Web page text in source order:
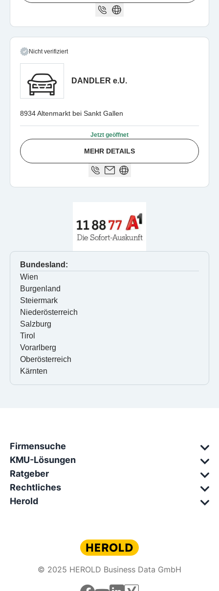
Nicht verifiziert
DANDLER e.U.
8934 Altenmarkt bei Sankt Gallen
Jetzt geöffnet
MEHR DETAILS
Bundesland:
Wien
Burgenland
Steiermark
Niederösterreich
Salzburg
Tirol
Vorarlberg
Oberösterreich
Kärnten
Firmensuche
KMU-Lösungen
Ratgeber
Rechtliches
Herold
© 2025 HEROLD Business Data GmbH